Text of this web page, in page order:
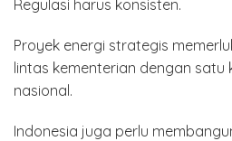
Regulasi harus konsisten.
Proyek energi strategis
lintas kementerian dengan satu
nasional.
Indonesia juga perlu